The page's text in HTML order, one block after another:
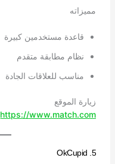
مميزاته
قاعدة مستخدمين كبيرة
نظام مطابقة متقدم
مناسب للعلاقات الجادة
زيارة الموقع
https://www.match.com
5. OkCupid